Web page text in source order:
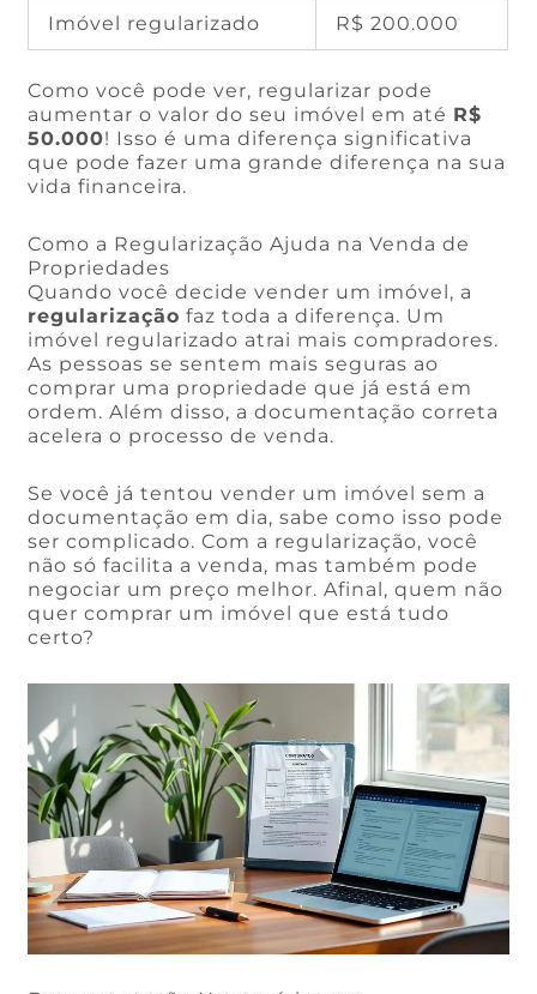
Imóvel regularizado R$ 200.000
Como você pode ver, regularizar pode
aumentar o valor do seu imóvel em até R$
50.000! Isso é uma diferença significativa
que pode fazer uma grande diferença na sua
vida financeira.
Como a Regularização Ajuda na Venda de
Propriedades
Quando você decide vender um imóvel, a
regularização faz toda a diferença. Um
imóvel regularizado atrai mais compradores.
As pessoas se sentem mais seguras ao
comprar uma propriedade que já está em
ordem. Além disso, a documentação correta
acelera o processo de venda.
Se você já tentou vender um imóvel sem a
documentação em dia, sabe como isso pode
ser complicado. Com a regularização, você
não só facilita a venda, mas também pode
negociar um preço melhor. Afinal, quem não
quer comprar um imóvel que está tudo
certo?